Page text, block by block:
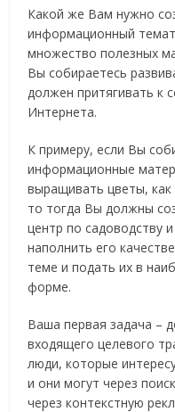
Какой же Вам нужно
информационный
множество полезных
Вы собираетесь
должен притягивать к
Интернета.
К примеру, если Вы
информационные
выращивать цветы,
то тогда Вы должны
центр по садоводству
наполнить его
теме и подать их в
форме.
Ваша первая задача –
входящего целевого
люди, которые
и они могут через
через контекстную